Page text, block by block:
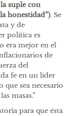
suple con
honestidad”). Se
y de
política es
era mejor en el
de
del
fe en un líder
sea necesario
masas.”
para que ésta